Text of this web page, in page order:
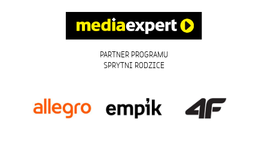
PARTNER PROGRAMU
SPRYTNI RODZICE